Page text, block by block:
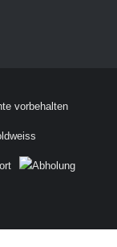
vorbehalten